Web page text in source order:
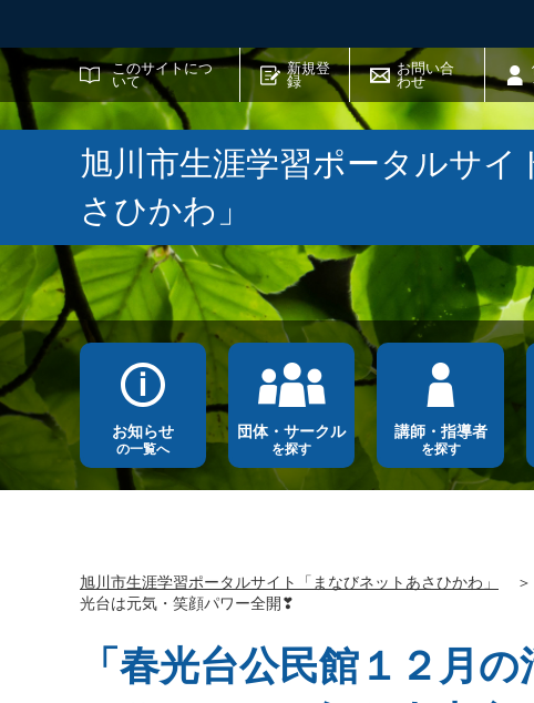
このサイトにつ
いて
新規登
録
お問い合
わせ
サイト内検索
旭川市生涯学習ポータルサイ
さひかわ」
お知らせ
の一覧へ
団体・サークル
を探す
講師・指導者
を探す
旭川市生涯学習ポータルサイト「まなびネットあさひかわ」 ＞
光台は元気・笑顔パワー全開❣
「春光台公民館１２月